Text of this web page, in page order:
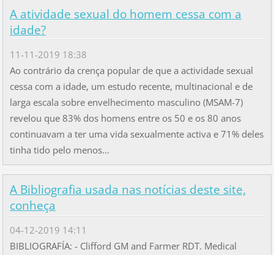
A atividade sexual do homem cessa com a
idade?
11-11-2019 18:38
Ao contrário da crença popular de que a actividade sexual
cessa com a idade, um estudo recente, multinacional e de
larga escala sobre envelhecimento masculino (MSAM-7)
revelou que 83% dos homens entre os 50 e os 80 anos
continuavam a ter uma vida sexualmente activa e 71% deles
tinha tido pelo menos...
A Bibliografia usada nas notícias deste site,
conheça
04-12-2019 14:11
BIBLIOGRAFÍA: - Clifford GM and Farmer RDT. Medical